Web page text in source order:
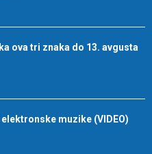
ova tri znaka do 13. avgusta
muzike (VIDEO)